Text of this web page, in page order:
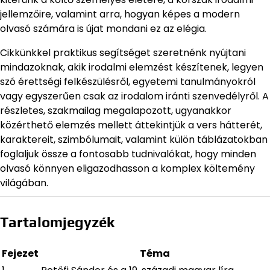
jellemzőire, valamint arra, hogyan képes a modern
olvasó számára is újat mondani ez az elégia.
Cikkünkkel praktikus segítséget szeretnénk nyújtani
mindazoknak, akik irodalmi elemzést készítenek, legyen
szó érettségi felkészülésről, egyetemi tanulmányokról
vagy egyszerűen csak az irodalom iránti szenvedélyről. A
részletes, szakmailag megalapozott, ugyanakkor
közérthető elemzés mellett áttekintjük a vers hátterét,
karaktereit, szimbólumait, valamint külön táblázatokban
foglaljuk össze a fontosabb tudnivalókat, hogy minden
olvasó könnyen eligazodhasson a komplex költemény
világában.
Tartalomjegyzék
Fejezet
Téma